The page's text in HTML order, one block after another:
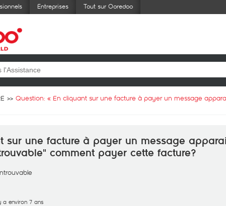
Entreprises Tout sur Ooredoo
Question: « En cliquant sur une facture à payer un message
sur une facture à payer un message
comment payer cette facture?
a environ 7 ans